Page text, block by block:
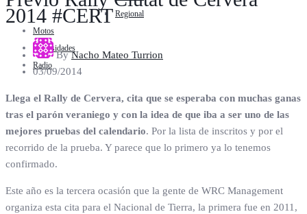
Regional
Motos
Curiosidades
Radio
2014 #CERT
ByNacho Mateo Turrion
03/09/2014
Llega el Rally de Cervera, cita que se esperaba con muchas ganas
tras el parón veraniego y con la idea de que iba a ser uno de las
mejores pruebas del calendario. Por la lista de inscritos y por el
recorrido de la prueba. Y parece que lo primero ya lo tenemos
confirmado.
Este año es la tercera ocasión que la gente de WRC Management
organiza esta cita para el Nacional de Tierra, la primera fue en 2011,